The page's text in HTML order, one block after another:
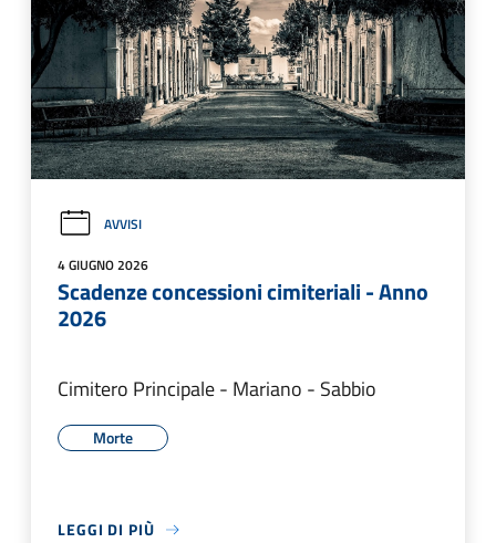
AVVISI
4 GIUGNO 2026
Scadenze concessioni cimiteriali - Anno
2026
Cimitero Principale - Mariano - Sabbio
Morte
LEGGI DI PIÙ